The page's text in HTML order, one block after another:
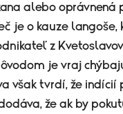
alebo oprávnená
je o kauze
z
je vraj
však tvrdí, že
že ak by